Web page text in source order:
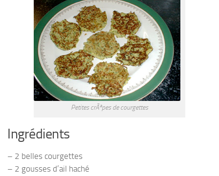
Petites crÃªpes de courgettes
Ingrédients
– 2 belles courgettes
– 2 gousses d’ail haché